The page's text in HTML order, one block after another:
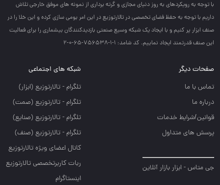
با توجه به رويكردهاي به روز دنياي مجازي و گرته برداري از نمونه هاي موفق خارجي تلاش
داريم با توجه به حفظ فضاي تخصصي در تالارتوزيع در اين امر بومي سازي كرده و اين خلا را در
صنف ابزار پر كنيم و با ايجاد يك شبكه وسيع صنعتي بازديدكنندگان بيشماري را براي فعاليت
اين صنف قدرتمند ايجاد نماييم. کد شامد: 1-1-756538-65-0-2
صفحات دیگر
تماس با ما
درباره ما
قوانین/شرایط خدمات
پرسش های متداول
جی متاس - ابزار بازار آنلاین
شبکه های اجتماعی
تلگرام - تالارتوزيع (ابزار)
تلگرام - تالارتوزيع (صمت)
تلگرام - تالارتوزيع (صنايع)
تلگرام - تالارتوزیع (صنف)
کانال اعضای ویژه تالارتوزیع
ربات کاربرتخصصی تالارتوزیع
اینستاگرام